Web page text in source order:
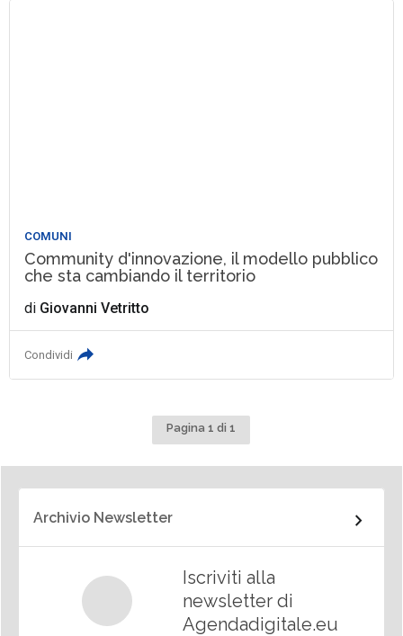
COMUNI
Community d'innovazione, il modello pubblico
che sta cambiando il territorio
di Giovanni Vetritto
Condividi
Pagina 1 di 1
Archivio Newsletter
Iscriviti alla
newsletter di
Agendadigitale.eu